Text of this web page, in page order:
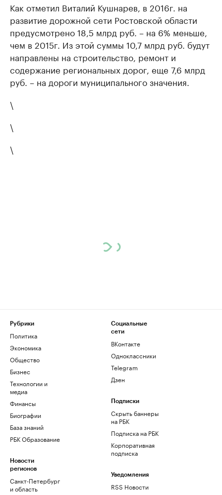
Как отметил Виталий Кушнарев, в 2016г. на
развитие дорожной сети Ростовской области
предусмотрено 18,5 млрд руб. – на 6% меньше,
чем в 2015г. Из этой суммы 10,7 млрд руб. будут
направлены на строительство, ремонт и
содержание региональных дорог, еще 7,6 млрд
руб. – на дороги муниципального значения.
\
\
\
Рубрики
Политика
Экономика
Общество
Бизнес
Технологии и
медиа
Финансы
Биографии
База знаний
РБК Образование
Новости
регионов
Санкт-Петербург
и область
Социальные
сети
ВКонтакте
Одноклассники
Telegram
Дзен
Подписки
Скрыть баннеры
на РБК
Подписка на РБК
Корпоративная
подписка
Уведомления
RSS Новости